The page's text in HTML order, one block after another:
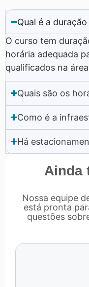
Qual é a
O curso tem
horária adequada
qualificados na
Quais são os
Como é a
Há
Ainda
Nossa equipe
está pronta
questões